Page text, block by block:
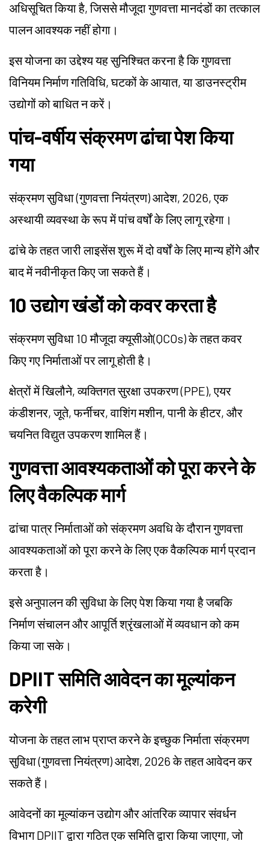
अधिसूचित किया है, जिससे मौजूदा गुणवत्ता मानदंडों का तत्काल
पालन आवश्यक नहीं होगा।
इस योजना का उद्देश्य यह सुनिश्चित करना है कि गुणवत्ता
विनियम निर्माण गतिविधि, घटकों के आयात, या डाउनस्ट्रीम
उद्योगों को बाधित न करें।
पांच-वर्षीय संक्रमण ढांचा पेश किया
गया
संक्रमण सुविधा (गुणवत्ता नियंत्रण) आदेश, 2026, एक
अस्थायी व्यवस्था के रूप में पांच वर्षों के लिए लागू रहेगा।
ढांचे के तहत जारी लाइसेंस शुरू में दो वर्षों के लिए मान्य होंगे और
बाद में नवीनीकृत किए जा सकते हैं।
10 उद्योग खंडों को कवर करता है
संक्रमण सुविधा 10 मौजूदा क्यूसीओ(QCOs) के तहत कवर
किए गए निर्माताओं पर लागू होती है।
क्षेत्रों में खिलौने, व्यक्तिगत सुरक्षा उपकरण (PPE), एयर
कंडीशनर, जूते, फर्नीचर, वाशिंग मशीन, पानी के हीटर, और
चयनित विद्युत उपकरण शामिल हैं।
गुणवत्ता आवश्यकताओं को पूरा करने के
लिए वैकल्पिक मार्ग
ढांचा पात्र निर्माताओं को संक्रमण अवधि के दौरान गुणवत्ता
आवश्यकताओं को पूरा करने के लिए एक वैकल्पिक मार्ग प्रदान
करता है।
इसे अनुपालन की सुविधा के लिए पेश किया गया है जबकि
निर्माण संचालन और आपूर्ति श्रृंखलाओं में व्यवधान को कम
किया जा सके।
DPIIT समिति आवेदन का मूल्यांकन
करेगी
योजना के तहत लाभ प्राप्त करने के इच्छुक निर्माता संक्रमण
सुविधा (गुणवत्ता नियंत्रण) आदेश, 2026 के तहत आवेदन कर
सकते हैं।
आवेदनों का मूल्यांकन उद्योग और आंतरिक व्यापार संवर्धन
विभाग DPIIT द्वारा गठित एक समिति द्वारा किया जाएगा, जो